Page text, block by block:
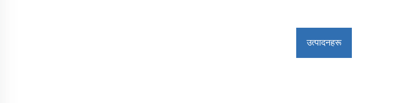
उत्पादनहरू